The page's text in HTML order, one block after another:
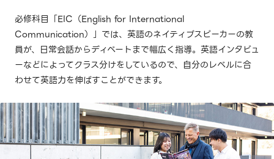
必修科目「EIC（English for International
Communication）」では、英語のネイティブスピーカーの教
員が、日常会話からディベートまで幅広く指導。英語インタビュ
ーなどによってクラス分けをしているので、自分のレベルに合
わせて英語力を伸ばすことができます。